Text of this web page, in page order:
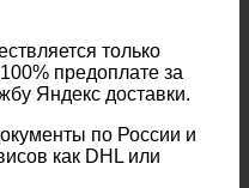
только
предоплате за
Яндекс доставки.
по России и
как DHL или